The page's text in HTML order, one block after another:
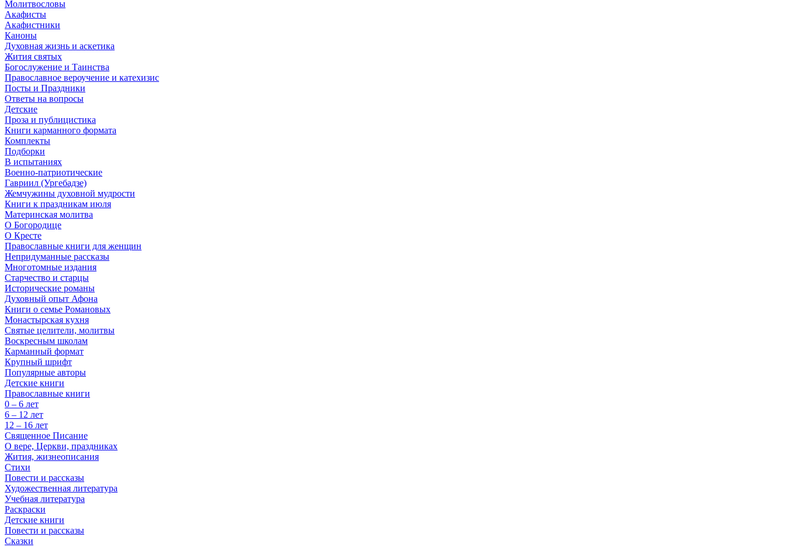
Молитвословы
Акафисты
Акафистники
Каноны
Духовная жизнь и аскетика
Жития святых
Богослужение и Таинства
Православное вероучение и катехизис
Посты и Праздники
Ответы на вопросы
Детские
Проза и публицистика
Книги карманного формата
Комплекты
Подборки
В испытаниях
Военно-патриотические
Гавриил (Ургебадзе)
Жемчужины духовной мудрости
Книги к праздникам июля
Материнская молитва
О Богородице
О Кресте
Православные книги для женщин
Непридуманные рассказы
Многотомные издания
Старчество и старцы
Исторические романы
Духовный опыт Афона
Книги о семье Романовых
Монастырская кухня
Святые целители, молитвы
Воскресным школам
Карманный формат
Крупный шрифт
Популярные авторы
Детские книги
Православные книги
0 – 6 лет
6 – 12 лет
12 – 16 лет
Священное Писание
О вере, Церкви, праздниках
Жития, жизнеописания
Стихи
Повести и рассказы
Художественная литература
Учебная литература
Раскраски
Детские книги
Повести и рассказы
Сказки